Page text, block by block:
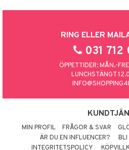
RING ELLER
031 712
ÖPPETTIDER: MÅN.-
LUNCHSTÄNGT
MIN PROFIL FRÅGOR & SVAR
ÄR DU EN INFLUENCER?
BLI
INTEGRITETSPOLICY